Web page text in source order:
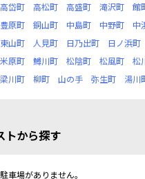
高岱町
高松町 高盛町 滝沢町 館
豊原町
銅山町 中島町 中野町 中
東山町
人見町 日乃出町 日ノ浜町
米原町
鱒川町 松陰町 松風町 松
梁川町
柳町 山の手 弥生町 湯川
トから探す
駐車場がありません。